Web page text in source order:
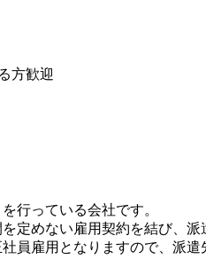
方歓迎
行っている会社です。
定めない雇用契約を結び、派
員雇用となりますので、派